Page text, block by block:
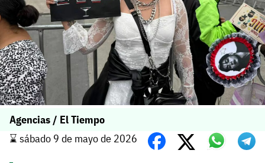
Agencias / El Tiempo
⌛️ sábado 9 de mayo de 2026